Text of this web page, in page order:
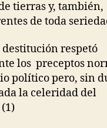
tierras y, también,
de toda
destitución respetó
los preceptos
político pero, sin
la celeridad del